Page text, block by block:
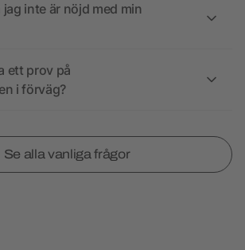
inte är nöjd med min
ett prov på
i förväg?
Se alla vanliga frågor